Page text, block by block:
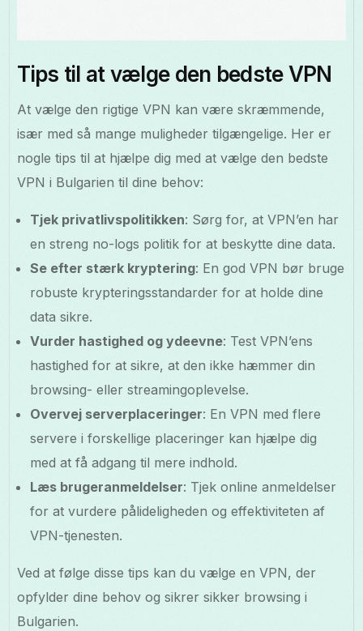
Tips til at vælge den bedste VPN
At vælge den rigtige VPN kan være skræmmende,
især med så mange muligheder tilgængelige. Her er
nogle tips til at hjælpe dig med at vælge den bedste
VPN i Bulgarien til dine behov:
Tjek privatlivspolitikken: Sørg for, at VPN’en har
en streng no-logs politik for at beskytte dine data.
Se efter stærk kryptering: En god VPN bør bruge
robuste krypteringsstandarder for at holde dine
data sikre.
Vurder hastighed og ydeevne: Test VPN’ens
hastighed for at sikre, at den ikke hæmmer din
browsing- eller streamingoplevelse.
Overvej serverplaceringer: En VPN med flere
servere i forskellige placeringer kan hjælpe dig
med at få adgang til mere indhold.
Læs brugeranmeldelser: Tjek online anmeldelser
for at vurdere pålideligheden og effektiviteten af
VPN-tjenesten.
Ved at følge disse tips kan du vælge en VPN, der
opfylder dine behov og sikrer sikker browsing i
Bulgarien.